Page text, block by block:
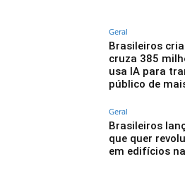
Geral
Brasileiros
cruza 385
usa IA para
público de
Geral
Brasileiros
que quer
em edifícios